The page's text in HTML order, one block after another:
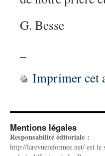
G. Besse
Imprimer cet
Mentions légales
Responsabilité éditoriale :
http://larevuereformee.net/ est le